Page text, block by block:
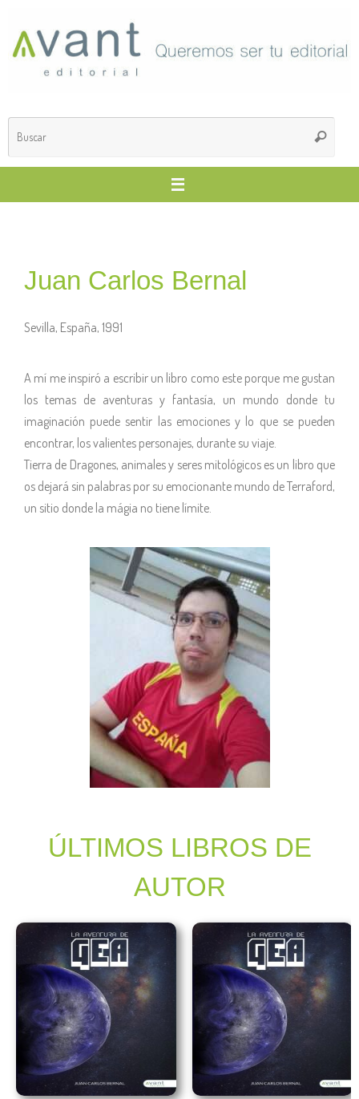
Juan Carlos Bernal
Sevilla, España, 1991
A mí me inspiró a escribir un libro como este porque me gustan
los temas de aventuras y fantasía, un mundo donde tu
imaginación puede sentir las emociones y lo que se pueden
encontrar, los valientes personajes, durante su viaje.
Tierra de Dragones, animales y seres mitológicos es un libro que
os dejará sin palabras por su emocionante mundo de Terraford,
un sitio donde la mágia no tiene límite.
ÚLTIMOS LIBROS DE
AUTOR